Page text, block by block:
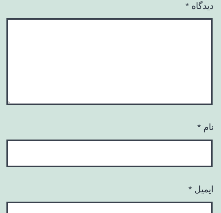
دیدگاه *
نام *
ایمیل *